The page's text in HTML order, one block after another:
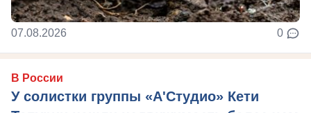
07.08.2026 0
В России
У солистки группы «А'Студио» Кети